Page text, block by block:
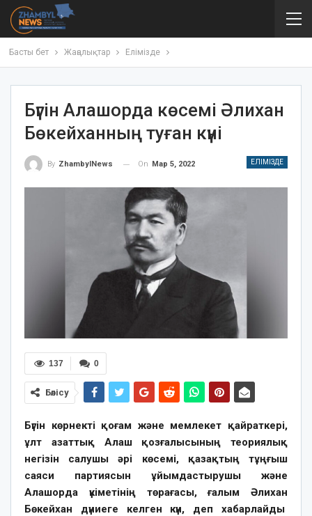
Басты бет Жаңалықтар Елімізде
Бүгін Алашорда көсемі Әлихан
Бөкейханның туған күні
ЕЛІМІЗДЕ
By ZhambylNews On Мар 5, 2022
0
137
Бөлісу
Бүгін көрнекті қоғам және мемлекет қайраткері,
ұлт азаттық Алаш қозғалысының теориялық
негізін салушы әрі көсемі, қазақтың тұңғыш
саяси партиясын ұйымдастырушы және
Алашорда үкіметінің төрағасы, ғалым Әлихан
Бөкейхан дүниеге келген күн, деп хабарлайды